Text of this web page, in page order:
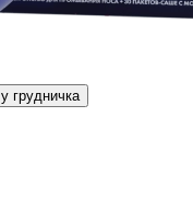
у грудничка